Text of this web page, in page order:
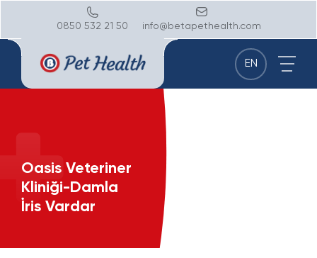
0850 532 21 50 info@betapethealth.com
EN
Oasis Veteriner
Kliniği-Damla
İris Vardar